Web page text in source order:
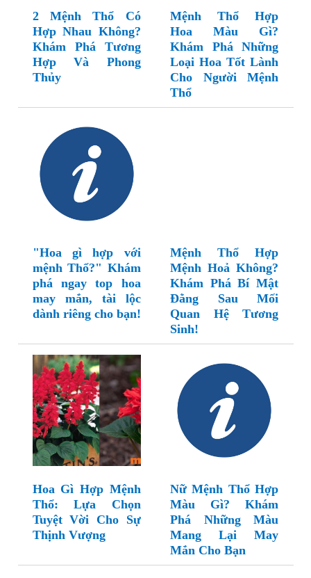
2 Mệnh Thổ Có
Hợp Nhau Không?
Khám Phá Tương
Hợp Và Phong
Thủy
Mệnh Thổ Hợp
Hoa Màu Gì?
Khám Phá Những
Loại Hoa Tốt Lành
Cho Người Mệnh
Thổ
"Hoa gì hợp với
mệnh Thổ?" Khám
phá ngay top hoa
may mắn, tài lộc
dành riêng cho bạn!
Mệnh Thổ Hợp
Mệnh Hoả Không?
Khám Phá Bí Mật
Đằng Sau Mối
Quan Hệ Tương
Sinh!
Hoa Gì Hợp Mệnh
Thổ: Lựa Chọn
Tuyệt Vời Cho Sự
Thịnh Vượng
Nữ Mệnh Thổ Hợp
Màu Gì? Khám
Phá Những Màu
Mang Lại May
Mắn Cho Bạn